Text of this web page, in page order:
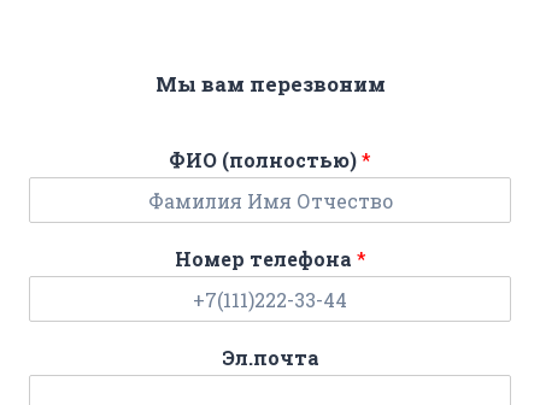
Мы вам перезвоним
ФИО (полностью)*
Номер телефона *
Эл.почта